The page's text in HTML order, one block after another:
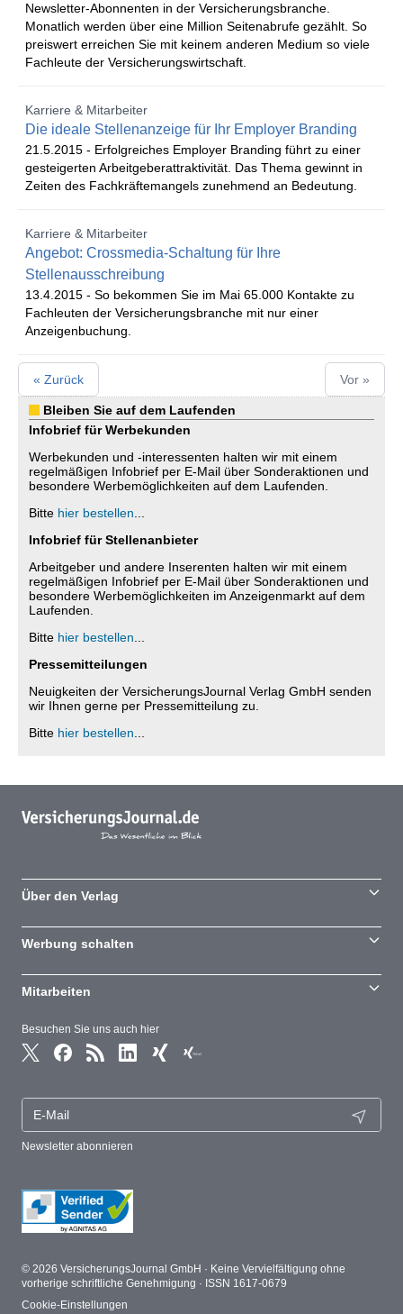
Newsletter-Abonnenten in der Versicherungsbranche.
Monatlich werden über eine Million Seitenabrufe gezählt. So
preiswert erreichen Sie mit keinem anderen Medium so viele
Fachleute der Versicherungswirtschaft.
Karriere & Mitarbeiter
Die ideale Stellenanzeige für Ihr Employer Branding
21.5.2015 - Erfolgreiches Employer Branding führt zu einer
gesteigerten Arbeitgeberattraktivität. Das Thema gewinnt in
Zeiten des Fachkräftemangels zunehmend an Bedeutung.
Karriere & Mitarbeiter
Angebot: Crossmedia-Schaltung für Ihre
Stellenausschreibung
13.4.2015 - So bekommen Sie im Mai 65.000 Kontakte zu
Fachleuten der Versicherungsbranche mit nur einer
Anzeigenbuchung.
« Zurück Vor »
Bleiben Sie auf dem Laufenden
Infobrief für Werbekunden
Werbekunden und -interessenten halten wir mit einem
regelmäßigen Infobrief per E-Mail über Sonderaktionen und
besondere Werbemöglichkeiten auf dem Laufenden.
Bitte hier bestellen
Infobrief für Stellenanbieter
Arbeitgeber und andere Inserenten halten wir mit einem
regelmäßigen Infobrief per E-Mail über Sonderaktionen und
besondere Werbemöglichkeiten im Anzeigenmarkt auf dem
Laufenden.
Bitte hier bestellen
Pressemitteilungen
Neuigkeiten der VersicherungsJournal Verlag GmbH senden
wir Ihnen gerne per Pressemitteilung zu.
Bitte hier bestellen
Besuchen Sie uns auch hier
Newsletter abonnieren
Über den Verlag
Werbung schalten
Mitarbeiten
© 2026 VersicherungsJournal GmbH · Keine Vervielfältigung ohne
vorherige schriftliche Genehmigung · ISSN 1617-0679
Cookie-Einstellungen